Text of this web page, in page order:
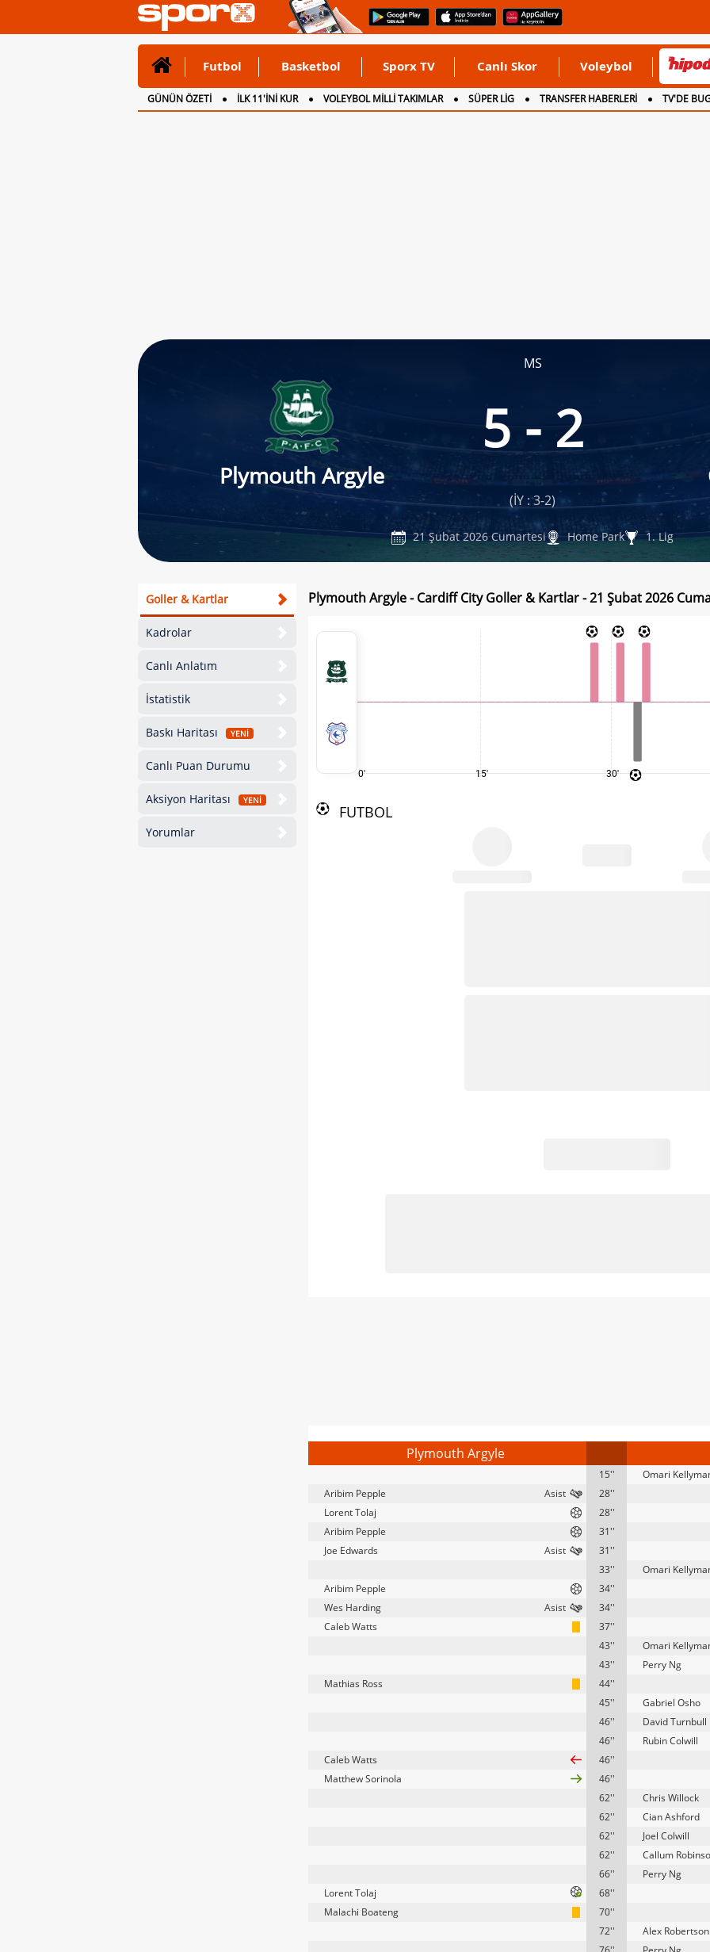
Futbol Basketbol Sporx TV Canlı Skor Voleybol
GÜNÜN ÖZETİ İLK 11'İNİ KUR VOLEYBOL MİLLİ TAKIMLAR SÜPER LİG TRANSFER HABERLERİ
TV'DE
CANLI ANLATIM
İNGİLTERE
MS
Plymouth Argyle
5 - 2
(İY : 3-2)
21 Şubat 2026 Cumartesi Home Park 1. Lig
Goller & Kartlar
Kadrolar
Canlı Anlatım
İstatistik
Baskı Haritası YENİ
Canlı Puan Durumu
Aksiyon Haritası YENİ
Yorumlar
Plymouth Argyle - Cardiff City Goller & Kartlar - 21 Şubat 2026
0' 15' 30'
FUTBOL
Plymouth Argyle
15''
Omari
Aribim Pepple
28''
Lorent Tolaj
28''
Aribim Pepple
31''
Joe Edwards
31''
33''
Omari
Aribim Pepple
34''
Wes Harding
34''
Caleb Watts
37''
43''
Omari
43''
Perry Ng
Mathias Ross
44''
45''
Gabriel Osho
46''
David Turnbull
46''
Rubin Colwill
Caleb Watts
46''
Matthew Sorinola
46''
62''
Chris Willock
62''
Cian Ashford
62''
Joel Colwill
62''
Callum
66''
Perry Ng
Lorent Tolaj
68''
Malachi Boateng
70''
72''
Alex Robertson